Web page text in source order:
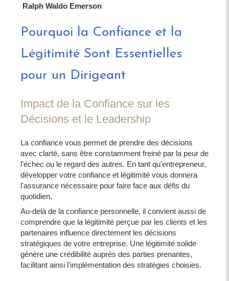
Ralph Waldo Emerson
Pourquoi la Confiance et la
Légitimité Sont Essentielles
pour un Dirigeant
Impact de la Confiance sur les
Décisions et le Leadership
La confiance vous permet de prendre des décisions
avec clarté, sans être constamment freiné par la peur de
l'échec ou le regard des autres. En tant qu'entrepreneur,
développer votre confiance et légitimité vous donnera
l'assurance nécessaire pour faire face aux défis du
quotidien.
Au-delà de la confiance personnelle, il convient aussi de
comprendre que la légitimité perçue par les clients et les
partenaires influence directement les décisions
stratégiques de votre entreprise. Une légitimité solide
génère une crédibilité auprès des parties prenantes,
facilitant ainsi l'implémentation des stratégies choisies.